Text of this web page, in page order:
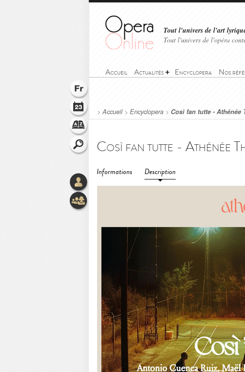
Tout l'univers de l'art
Tout l'univers de l'opéra
Accueil Actualités Encyclopera Nos
>Accueil> Encyclopera > Così fan tutte - Athénée
Informations Description